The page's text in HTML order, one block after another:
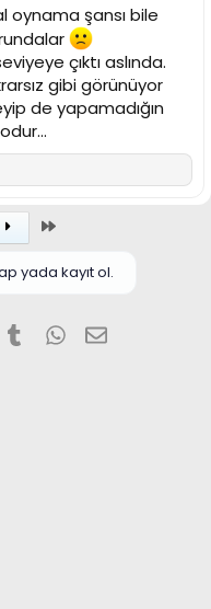
oynama şansı bile
çıktı aslında.
gibi görünüyor
de yapamadığın
yada kayıt ol.
TumblrWhatsApp
E-posta